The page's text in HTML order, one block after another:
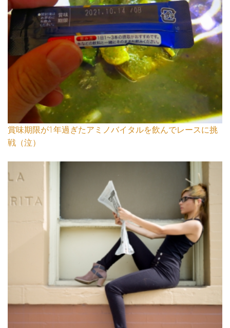
賞味期限が1年過ぎたアミノバイタルを飲んでレースに挑
戦（泣）